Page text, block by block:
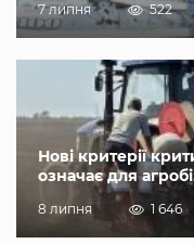
7 липня 522
Нові критерії
означає для
8 липня 1 646